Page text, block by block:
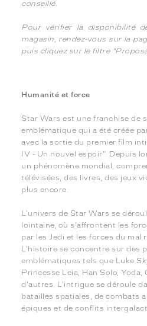
conseillé.
Pour vérifier la disponibilité
magasin, rendez-vous sur la
puis cliquez sur le filtre
Humanité et force
Star Wars est une franchise de
emblématique qui a été créée
avec la sortie du premier film
IV - Un nouvel espoir". Depuis
un phénomène mondial,
télévisées, des livres, des jeux
plus encore.
L'univers de Star Wars se
lointaine, où s'affrontent les
par les Jedi et les forces du mal
L'histoire se concentre sur des
emblématiques tels que Luke
Princesse Leia, Han Solo,
d'autres. L'intrigue se déroule
batailles spatiales, de combats
épiques et de conflits